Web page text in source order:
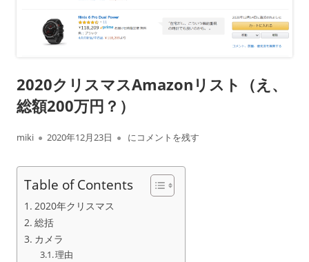
2020クリスマスAmazonリスト（え、
総額200万円？）
作
miki
公
日
2020年12月23日 2020クリスマスAmazonリスト（え、総額
にコメントを残す
Table of Contents
2020年クリスマス
総括
カメラ
理由